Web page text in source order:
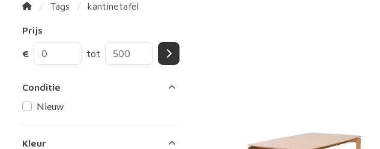
Tags kantinetafel
Prijs
€ tot
Conditie
Nieuw
Kleur